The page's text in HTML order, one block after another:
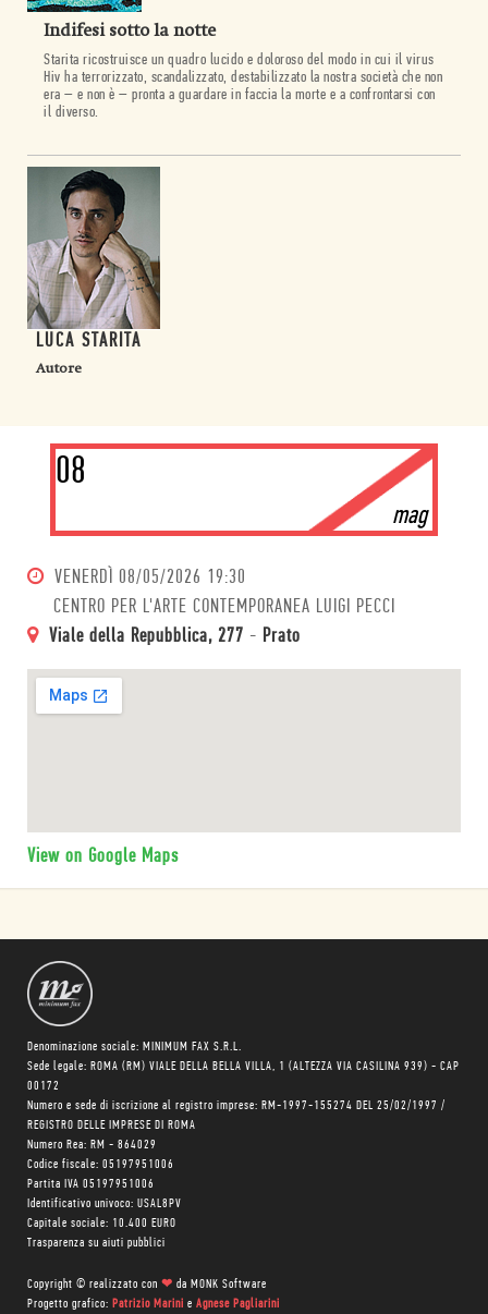
Indifesi sotto la notte
Starita ricostruisce un quadro lucido e doloroso del modo in cui il virus
Hiv ha terrorizzato, scandalizzato, destabilizzato la nostra società che non
era – e non è – pronta a guardare in faccia la morte e a confrontarsi con
il diverso.
LUCA STARITA
Autore
08
mag
VENERDÌ 08/05/2026 19:30
CENTRO PER L'ARTE CONTEMPORANEA LUIGI PECCI
Viale della Repubblica, 277 - Prato
View on Google Maps
Denominazione sociale: MINIMUM FAX S.R.L.
Sede legale: ROMA (RM) VIALE DELLA BELLA VILLA, 1 (ALTEZZA VIA CASILINA 939) - CAP
00172
Numero e sede di iscrizione al registro imprese: RM-1997-155274 DEL 25/02/1997 /
REGISTRO DELLE IMPRESE DI ROMA
Numero Rea: RM - 864029
Codice fiscale: 05197951006
Partita IVA 05197951006
Identificativo univoco: USAL8PV
Capitale sociale: 10.400 EURO
Trasparenza su aiuti pubblici
Copyright © realizzato con ❤ da MONK Software
Progetto grafico: Patrizio Marini e Agnese Pagliarini